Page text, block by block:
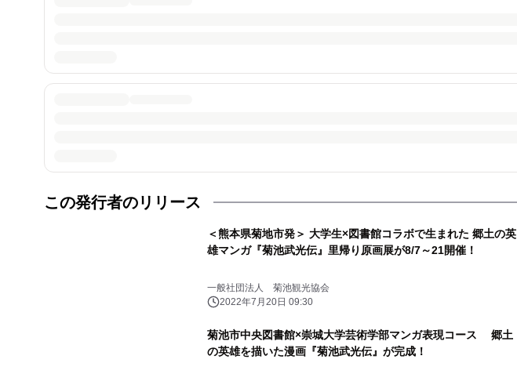
この発行者のリリース
＜熊本県菊地市発＞ 大学生×図書館コラボで生まれた 郷土の英
雄マンガ『菊池武光伝』里帰り原画展が8/7～21開催！
一般社団法人 菊池観光協会
2022年7月20日 09:30
菊池市中央図書館×崇城大学芸術学部マンガ表現コース 郷土
の英雄を描いた漫画『菊池武光伝』が完成！